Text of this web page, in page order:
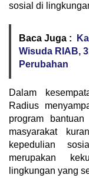
sosial di
Baca Juga :
Wisuda RIAB,
Perubahan
Dalam
Radius
program
masyarakat
kepedulian
merupakan
lingkungan yang